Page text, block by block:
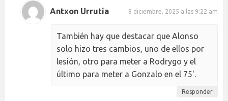
Antxon Urrutia 8 diciembre, 2025 a las 9:22 am
También hay que destacar que Alonso
solo hizo tres cambios, uno de ellos por
lesión, otro para meter a Rodrygo y el
último para meter a Gonzalo en el 75'.
Responder